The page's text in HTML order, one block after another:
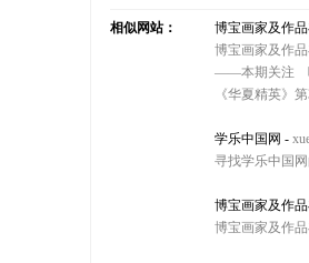
相似网站： 博宝画家及作
博宝画家及作
——本期关注
《华夏精英
学乐中国网 -
寻找学乐中国
博宝画家及作
博宝画家及作